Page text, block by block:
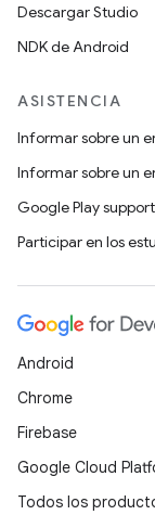
Descargar Studio
NDK de Android
ASISTENCIA
Informar sobre un
Informar sobre un
Google Play support
Participar en los
Android
Chrome
Firebase
Google Cloud
Todos los